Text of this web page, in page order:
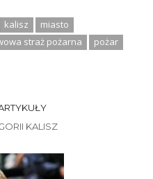
kalisz
miasto
straż pożarna pożar
KALISZ